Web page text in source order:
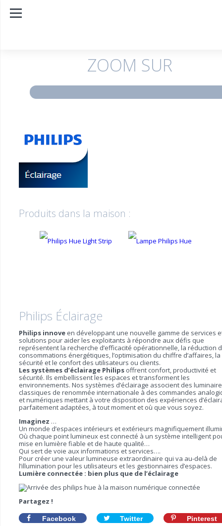
ZOOM SUR
Produits dans la maison :
Philips Éclairage
Philips innove en développant une nouvelle gamme de services
solutions pour aider les exploitants à répondre aux défis que
représentent la recherche d’efficacité opérationnelle, la réduction
consommations énergétiques, l’optimisation du chiffre d’affaires, la
sécurité et le confort des utilisateurs ou clients.
Les systèmes d’éclairage Philips offrent confort, productivité et
sécurité. Ils embellissent les espaces et transforment les
environnements. Nos systèmes d’éclairage associent des
classiques de renommée internationale à des commandes
et numériques mettant à votre disposition des expériences
parfaitement adaptées, à tout moment et où que vous soyez.
Imaginez …
Un monde d’espaces intérieurs et extérieurs magnifiquement
Où chaque point lumineux est connecté à un système intelligent
mise en lumière fiable et de haute qualité…
Qui sert de voie aux informations et services….
Pour créer une valeur lumineuse extraordinaire qui va au-delà de
l’illumination pour les utilisateurs et les gestionnaires d’espaces.
Lumière connectée : bien plus que de l’éclairage
Partagez !
Facebook Twitter Pinterest